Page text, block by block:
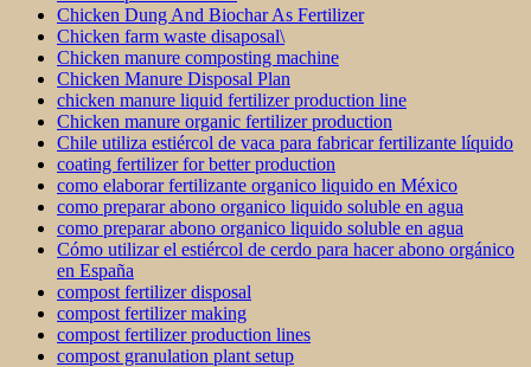
Chicken Dung And Biochar As Fertilizer
Chicken farm waste disaposal\
Chicken manure composting machine
Chicken Manure Disposal Plan
chicken manure liquid fertilizer production line
Chicken manure organic fertilizer production
Chile utiliza estiércol de vaca para fabricar fertilizante líquido
coating fertilizer for better production
como elaborar fertilizante organico liquido en México
como preparar abono organico liquido soluble en agua
como preparar abono organico liquido soluble en agua
Cómo utilizar el estiércol de cerdo para hacer abono orgánico
en España
compost fertilizer disposal
compost fertilizer making
compost fertilizer production lines
compost granulation plant setup